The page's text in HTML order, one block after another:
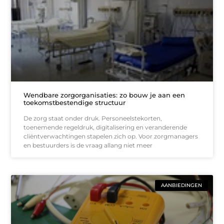
Wendbare zorgorganisaties: zo bouw je aan een
toekomstbestendige structuur
De zorg staat onder druk. Personeelstekorten,
toenemende regeldruk, digitalisering en veranderende
cliëntverwachtingen stapelen zich op. Voor zorgmanagers
en bestuurders is de vraag allang niet meer
AANBIEDINGEN